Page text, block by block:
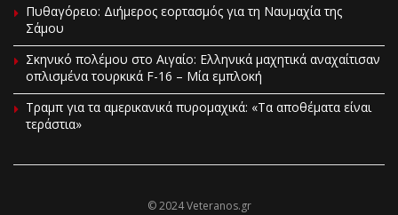
Πυθαγόρειο: Διήμερος εορτασμός για τη Ναυμαχία της
Σάμου
Σκηνικό πολέμου στο Αιγαίο: Ελληνικά μαχητικά αναχαίτισαν
οπλισμένα τουρκικά F-16 – Μία εμπλοκή
Τραμπ για τα αμερικανικά πυρομαχικά: «Τα αποθέματα είναι
τεράστια»
© 2024 Veteranos.gr